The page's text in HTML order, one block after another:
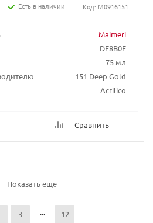
Maimeri
DF8B0F
75 мл
151 Deep Gold
Acrilico
Сравнить
Есть в наличии
Код: M0916151
Показать еще
3 12